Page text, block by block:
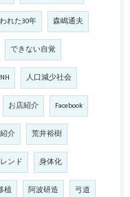
れた30年 森嶋通夫
できない自覚
人口減少社会
お店紹介 Facebook
介 荒井裕樹
ンド 身体化
植 阿波研造 弓道